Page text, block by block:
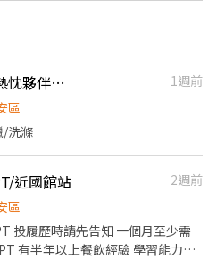
👍 高薪4萬6含獎金，歡迎熱忱夥伴加入廚藝團隊，持續展店中
1週前
區
/洗滌
近國館站
2週前
區
投履歷時請先告知 一個月至少需